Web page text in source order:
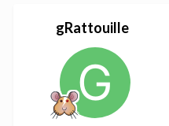
gRattouille